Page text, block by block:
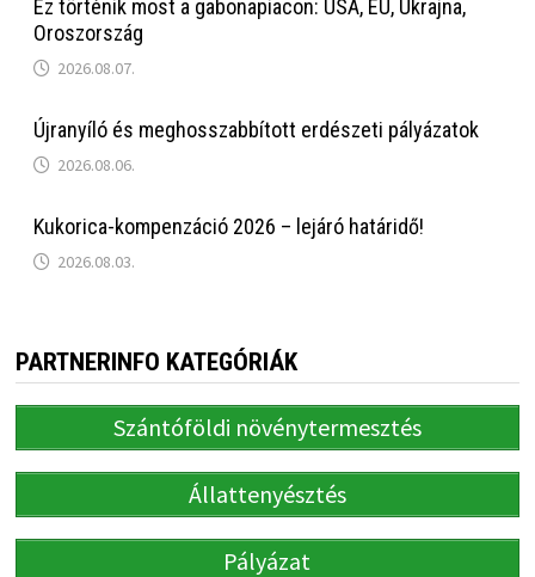
Ez történik most a gabonapiacon: USA, EU, Ukrajna,
Oroszország
2026.08.07.
Újranyíló és meghosszabbított erdészeti pályázatok
2026.08.06.
Kukorica-kompenzáció 2026 – lejáró határidő!
2026.08.03.
PARTNERINFO KATEGÓRIÁK
Szántóföldi növénytermesztés
Állattenyésztés
Pályázat